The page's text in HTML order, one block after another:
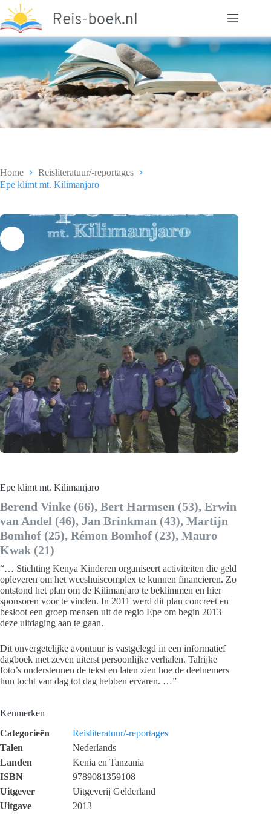
naar
de
inhoud
Home
Reisliteratuur/-reportages
Epe klimt mt. Kilimanjaro
Epe klimt mt. Kilimanjaro
Berend Vinke (66), Bert Harmsen (53), Erwin
van Andel (46), Jan Brinkman (43), Martijn
Bomhof (25), Rémon Bomhof (23), Mauro
Kwak (21)
“… Stichting Kenya Kinderen organiseert activiteiten die geld
opleveren om het weeshuiscomplex te kunnen financieren. Zo
ontstond het plan om de Kilimanjaro te beklimmen en hier
sponsoren voor te vinden. In 2011 werd dit plan concreet en
besloot een groep mensen uit de regio Epe om begin 2013
deze uitdaging aan te gaan.
Dit onvergetelijke avontuur is vastgelegd in een informatief
dagboek met zeven uiterst persoonlijke verhalen. Talrijke
foto’s ondersteunen de tekst en laten zien hoe de deelnemers
hun tocht van dag tot dag hebben ervaren. …”
Kenmerken
Categorieën
Reisliteratuur/-reportages
Talen
Nederlands
Landen
Kenia en Tanzania
ISBN
9789081359108
Uitgever
Uitgeverij Gelderland
Uitgave
2013